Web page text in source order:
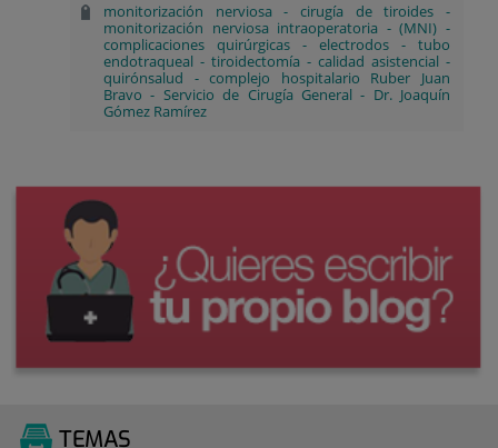
monitorización nerviosa -cirugía de tiroides -
monitorización nerviosa intraoperatoria -(MNI) -
complicaciones quirúrgicas - electrodos - tubo
endotraqueal - tiroidectomía - calidad asistencial -
quirónsalud -complejo hospitalario Ruber Juan
Bravo - Servicio de Cirugía General - Dr. Joaquín
Gómez Ramírez
TEMAS